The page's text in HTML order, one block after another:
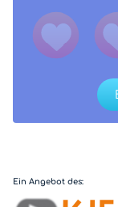
Ein Angebot des: